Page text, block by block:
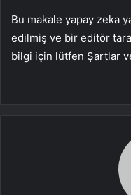
Bu makale yapay zeka
edilmiş ve bir editör
bilgi için lütfen Şartlar